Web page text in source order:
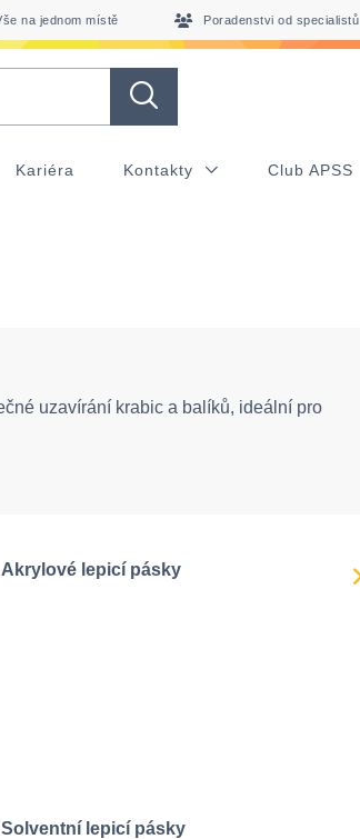
na jednom místě Poradenstvi od specialistů
Kariéra Kontakty Club APSS
uzavírání krabic a balíků, ideální pro
Akrylové lepicí pásky
Solventní lepicí pásky